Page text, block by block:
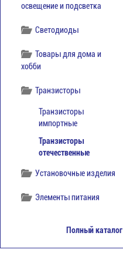
освещение и подсветка
Светодиоды
Товары для дома и
хобби
Транзисторы
Транзисторы
импортные
Транзисторы
отечественные
Установочные изделия
Элементы питания
Полный каталог